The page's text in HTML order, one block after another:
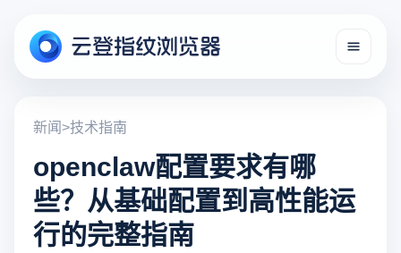
新闻>技术指南
openclaw配置要求有哪
些？从基础配置到高性能运
行的完整指南